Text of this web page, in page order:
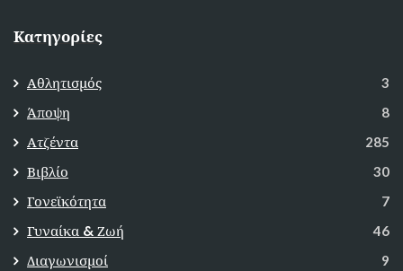
Κατηγορίες
Αθλητισμός 3
Άποψη 8
Ατζέντα 285
Βιβλίο 30
Γονεϊκότητα 7
Γυναίκα & Ζωή 46
Διαγωνισμοί 9